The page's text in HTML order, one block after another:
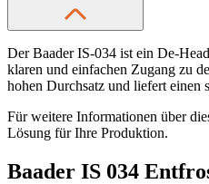
Der Baader IS-034 ist ein De-
klaren und einfachen Zugang zu
hohen Durchsatz und liefert einen
Für weitere Informationen über
Lösung für Ihre Produktion.
Baader IS 034